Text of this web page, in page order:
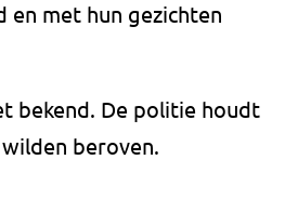
en met hun gezichten
bekend. De politie houdt
beroven.